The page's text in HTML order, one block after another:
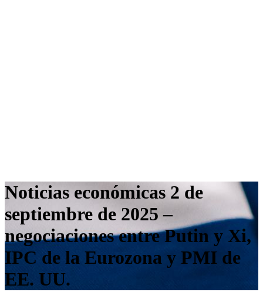
Noticias económicas 2 de
septiembre de 2025 –
negociaciones entre Putin y Xi,
IPC de la Eurozona y PMI de
EE. UU.